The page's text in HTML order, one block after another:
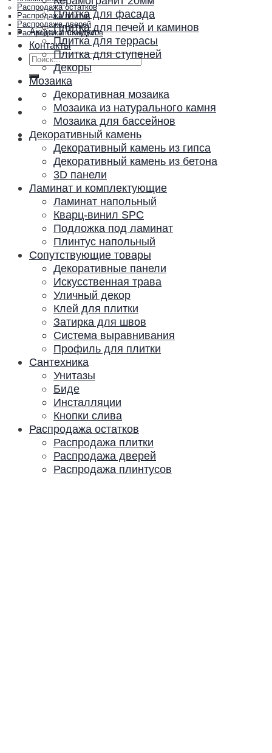
Распродажа остатков
Распродажа плитки
Распродажа дверей
Распродажа плинтусов
Акции и скидки
Контакты
Искать:
Плитка для фасада
Плитка для печей и каминов
Плитка для террасы
Плитка для ступеней
Декоры
Мозаика
Декоративная мозаика
Мозаика из натурального камня
Мозаика для бассейнов
Декоративный камень
Декоративный камень из гипса
Декоративный камень из бетона
3D панели
Ламинат и комплектующие
Ламинат напольный
Кварц-винил SPC
Подложка под ламинат
Плинтус напольный
Сопутствующие товары
Декоративные панели
Искусственная трава
Уличный декор
Клей для плитки
Затирка для швов
Система выравнивания
Профиль для плитки
Сантехника
Унитазы
Биде
Инсталляции
Кнопки слива
Распродажа остатков
Распродажа плитки
Распродажа дверей
Распродажа плинтусов